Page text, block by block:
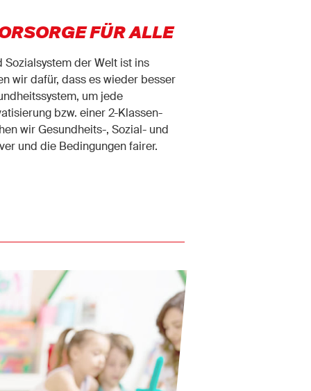
FÜR ALLE
Sozialsystem der Welt ist ins
wir dafür, dass es wieder besser
um jede
bzw. einer 2-Klassen-
wir Gesundheits-, Sozial- und
und die Bedingungen fairer.